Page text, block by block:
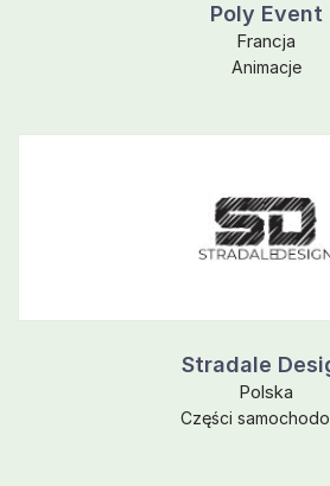
Poly Event
Francja
Animacje
Stradale
Polska
Części